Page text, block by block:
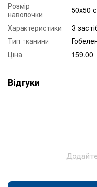
Розмір
наволочки
50х50
Характеристики
З
Тип тканини
Ціна
159.00
Відгуки